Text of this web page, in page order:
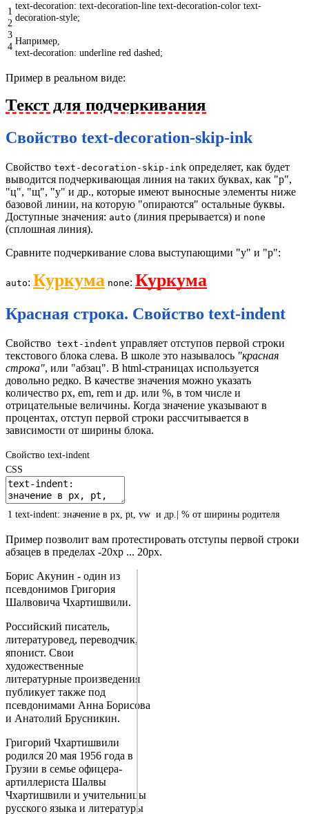
1
2
3
4
text-decoration: text-decoration-line text-decoration-color text-
decoration-style;
Например,
text-decoration: underline red dashed;
Пример в реальном виде:
Текст для подчеркивания
Свойство text-decoration-skip-ink
Свойство text-decoration-skip-ink определяет, как будет
выводится подчеркивающая линия на таких буквах, как "р",
"ц", "щ", "у" и др., которые имеют выносные элементы ниже
базовой линии, на которую "опираются" остальные буквы.
Доступные значения: auto (линия прерывается) и none
(сплошная линия).
Сравните подчеркивание слова выступающими "у" и "р":
auto: Куркума none: Куркума
Красная строка. Свойство text-indent
Свойство text-indent управляет отступов первой строки
текстового блока слева. В школе это называлось "красная
строка", или "абзац". В html-страницах используется
довольно редко. В качестве значения можно указать
количество px, em, rem и др. или %, в том числе и
отрицательные величины. Когда значение указывают в
процентах, отступ первой строки рассчитывается в
зависимости от ширины блока.
Свойство text-indent
CSS
1 text-indent: значение в px, pt, vw и др.| % от ширины родителя
Пример позволит вам протестировать отступы первой строки
абзацев в пределах -20xp ... 20px.
Борис Акунин - один из
псевдонимов Григория
Шалвовича Чхартишвили.
Российский писатель,
литературовед, переводчик,
японист. Свои
художественные
литературные произведения
публикует также под
псевдонимами Анна Борисова
и Анатолий Брусникин.
Григорий Чхартишвили
родился 20 мая 1956 года в
Грузии в семье офицера-
артиллериста Шалвы
Чхартишвили и учительницы
русского языка и литературы